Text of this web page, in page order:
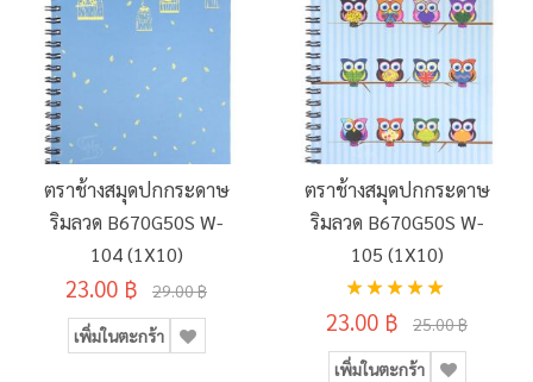
ตราช้างสมุดปกกระดาษ
ริมลวด B670G50S W-
104 (1X10)
23.00 ฿ 29.00 ฿
เพิ่มในตะกร้า
ตราช้างสมุดปกกระดาษ
ริมลวด B670G50S W-
105 (1X10)
อันดับ:
100%
23.00 ฿ 25.00 ฿
เพิ่มในตะกร้า